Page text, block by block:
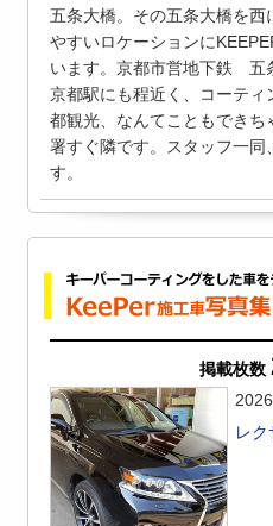
五条大橋。その五条大橋を西
やすいロケーションに
います。京都市営地下鉄
京都駅にも程近く、コーテ
都観光、なんてこともでき
署すぐ隣です。スタッフ一同
す。
掲載枚数
レ